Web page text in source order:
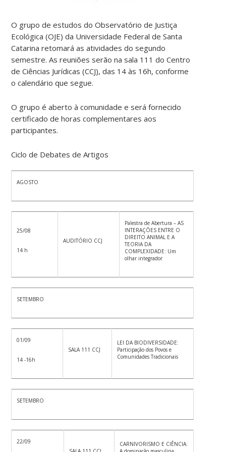
O grupo de estudos do Observatório de Justiça
Ecológica (OJE) da Universidade Federal de Santa
Catarina retomará as atividades do segundo
semestre. As reuniões serão na sala 111 do Centro
de Ciências Jurídicas (CCJ), das 14 às 16h, conforme
o calendário que segue.
O grupo é aberto à comunidade e será fornecido
certificado de horas complementares aos
participantes.
Ciclo de Debates de Artigos
AGOSTO
25/08
14 h
AUDITÓRIO CCJ
Palestra de Abertura – AS
INTERAÇÕES ENTRE O
DIREITO ANIMAL E A
TEORIA DA
COMPLEXIDADE: Um
olhar integrador
SETEMBRO
01/09
14 -16h
SALA 111 CCJ
LEI DA BIODIVERSIDADE:
Participação dos Povos e
Comunidades Tradicionais
SETEMBRO
22/09
CARNIVORISMO E CIÊNCIA: